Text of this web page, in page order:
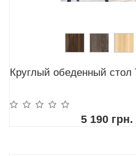
Круглый обеденный стол
5 190 грн.